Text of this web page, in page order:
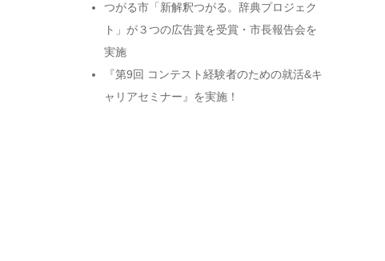
つがる市「新解釈つがる。辞典プロジェク
ト」が３つの広告賞を受賞・市長報告会を
実施
『第9回 コンテスト経験者のための就活&キ
ャリアセミナー』を実施！